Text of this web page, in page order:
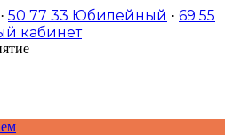
· 50 77 33 Юбилейный · 69 55
кабинет